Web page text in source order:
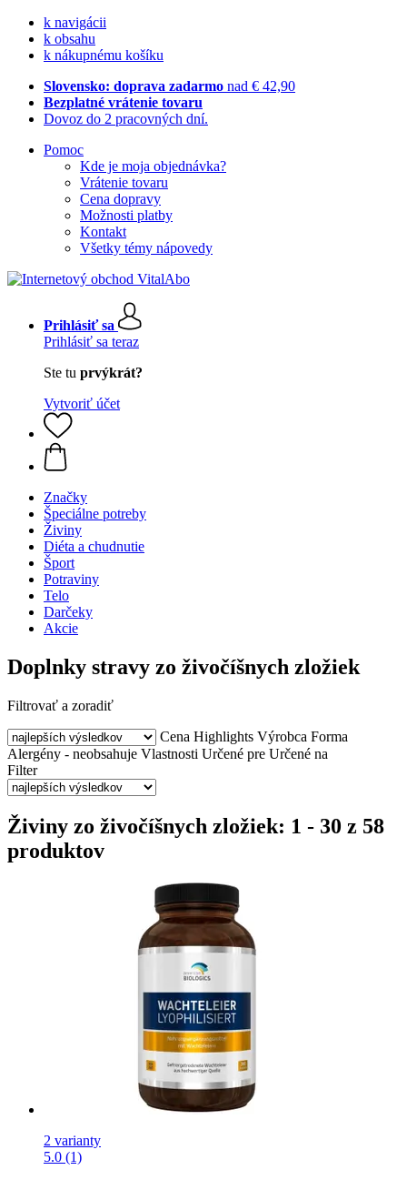
k navigácii
k obsahu
k nákupnému košíku
Slovensko: doprava zadarmo nad € 42,90
Bezplatné vrátenie tovaru
Dovoz do 2 pracovných dní.
Pomoc
Kde je moja objednávka?
Vrátenie tovaru
Cena dopravy
Možnosti platby
Kontakt
Všetky témy nápovedy
Prihlásiť sa
Prihlásiť sa teraz
Ste tu prvýkrát?
Vytvoriť účet
Značky
Špeciálne potreby
Živiny
Diéta a chudnutie
Šport
Potraviny
Telo
Darčeky
Akcie
Doplnky stravy zo živočíšnych zložiek
Filtrovať a zoradiť
Cena Highlights Výrobca Forma
Alergény - neobsahuje Vlastnosti Určené pre Určené na
Filter
Živiny zo živočíšnych zložiek: 1 - 30 z 58
produktov
2 varianty
5.0 (1)